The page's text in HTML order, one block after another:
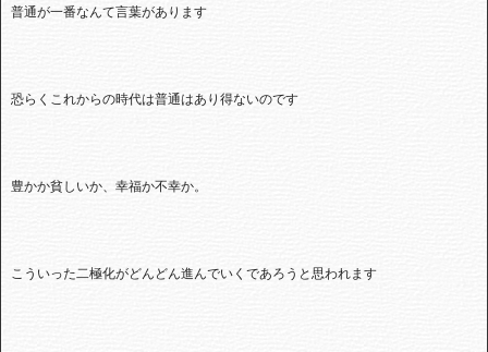
普通が一番なんて言葉があります
恐らくこれからの時代は普通はあり得ないのです
豊かか貧しいか、幸福か不幸か。
こういった二極化がどんどん進んでいくであろうと思われます